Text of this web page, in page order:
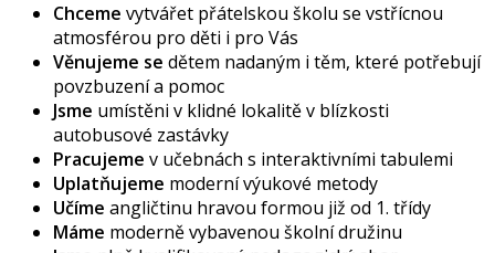
Chceme vytvářet přátelskou školu se vstřícnou
atmosférou pro děti i pro Vás
Věnujeme se dětem nadaným i těm, které potřebují
povzbuzení a pomoc
Jsme umístěni v klidné lokalitě v blízkosti
autobusové zastávky
Pracujeme v učebnách s interaktivními tabulemi
Uplatňujeme moderní výukové metody
Učíme angličtinu hravou formou již od 1. třídy
Máme moderně vybavenou školní družinu